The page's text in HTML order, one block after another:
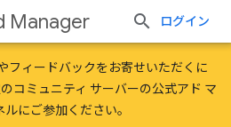
Manager ログイン
フィードバックをお寄せいただくに
コミュニティ サーバーの公式アド マ
にご参加ください。